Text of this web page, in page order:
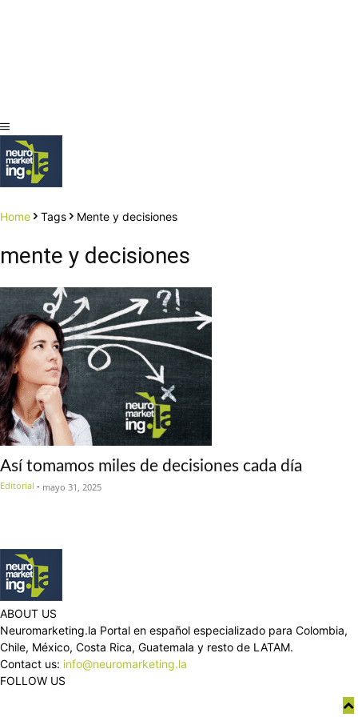
Home Tags Mente y decisiones
mente y decisiones
Así tomamos miles de decisiones cada día
Editorial - mayo 31, 2025
ABOUT US
Neuromarketing.la Portal en español especializado para Colombia,
Chile, México, Costa Rica, Guatemala y resto de LATAM.
Contact us: info@neuromarketing.la
FOLLOW US